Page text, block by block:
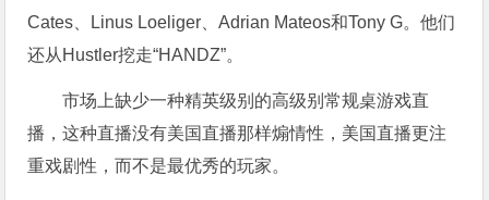
Cates、Linus Loeliger、Adrian Mateos和Tony G。他们
还从Hustler挖走“HANDZ”。
市场上缺少一种精英级别的高级别常规桌游戏直
播，这种直播没有美国直播那样煽情性，美国直播更注
重戏剧性，而不是最优秀的玩家。